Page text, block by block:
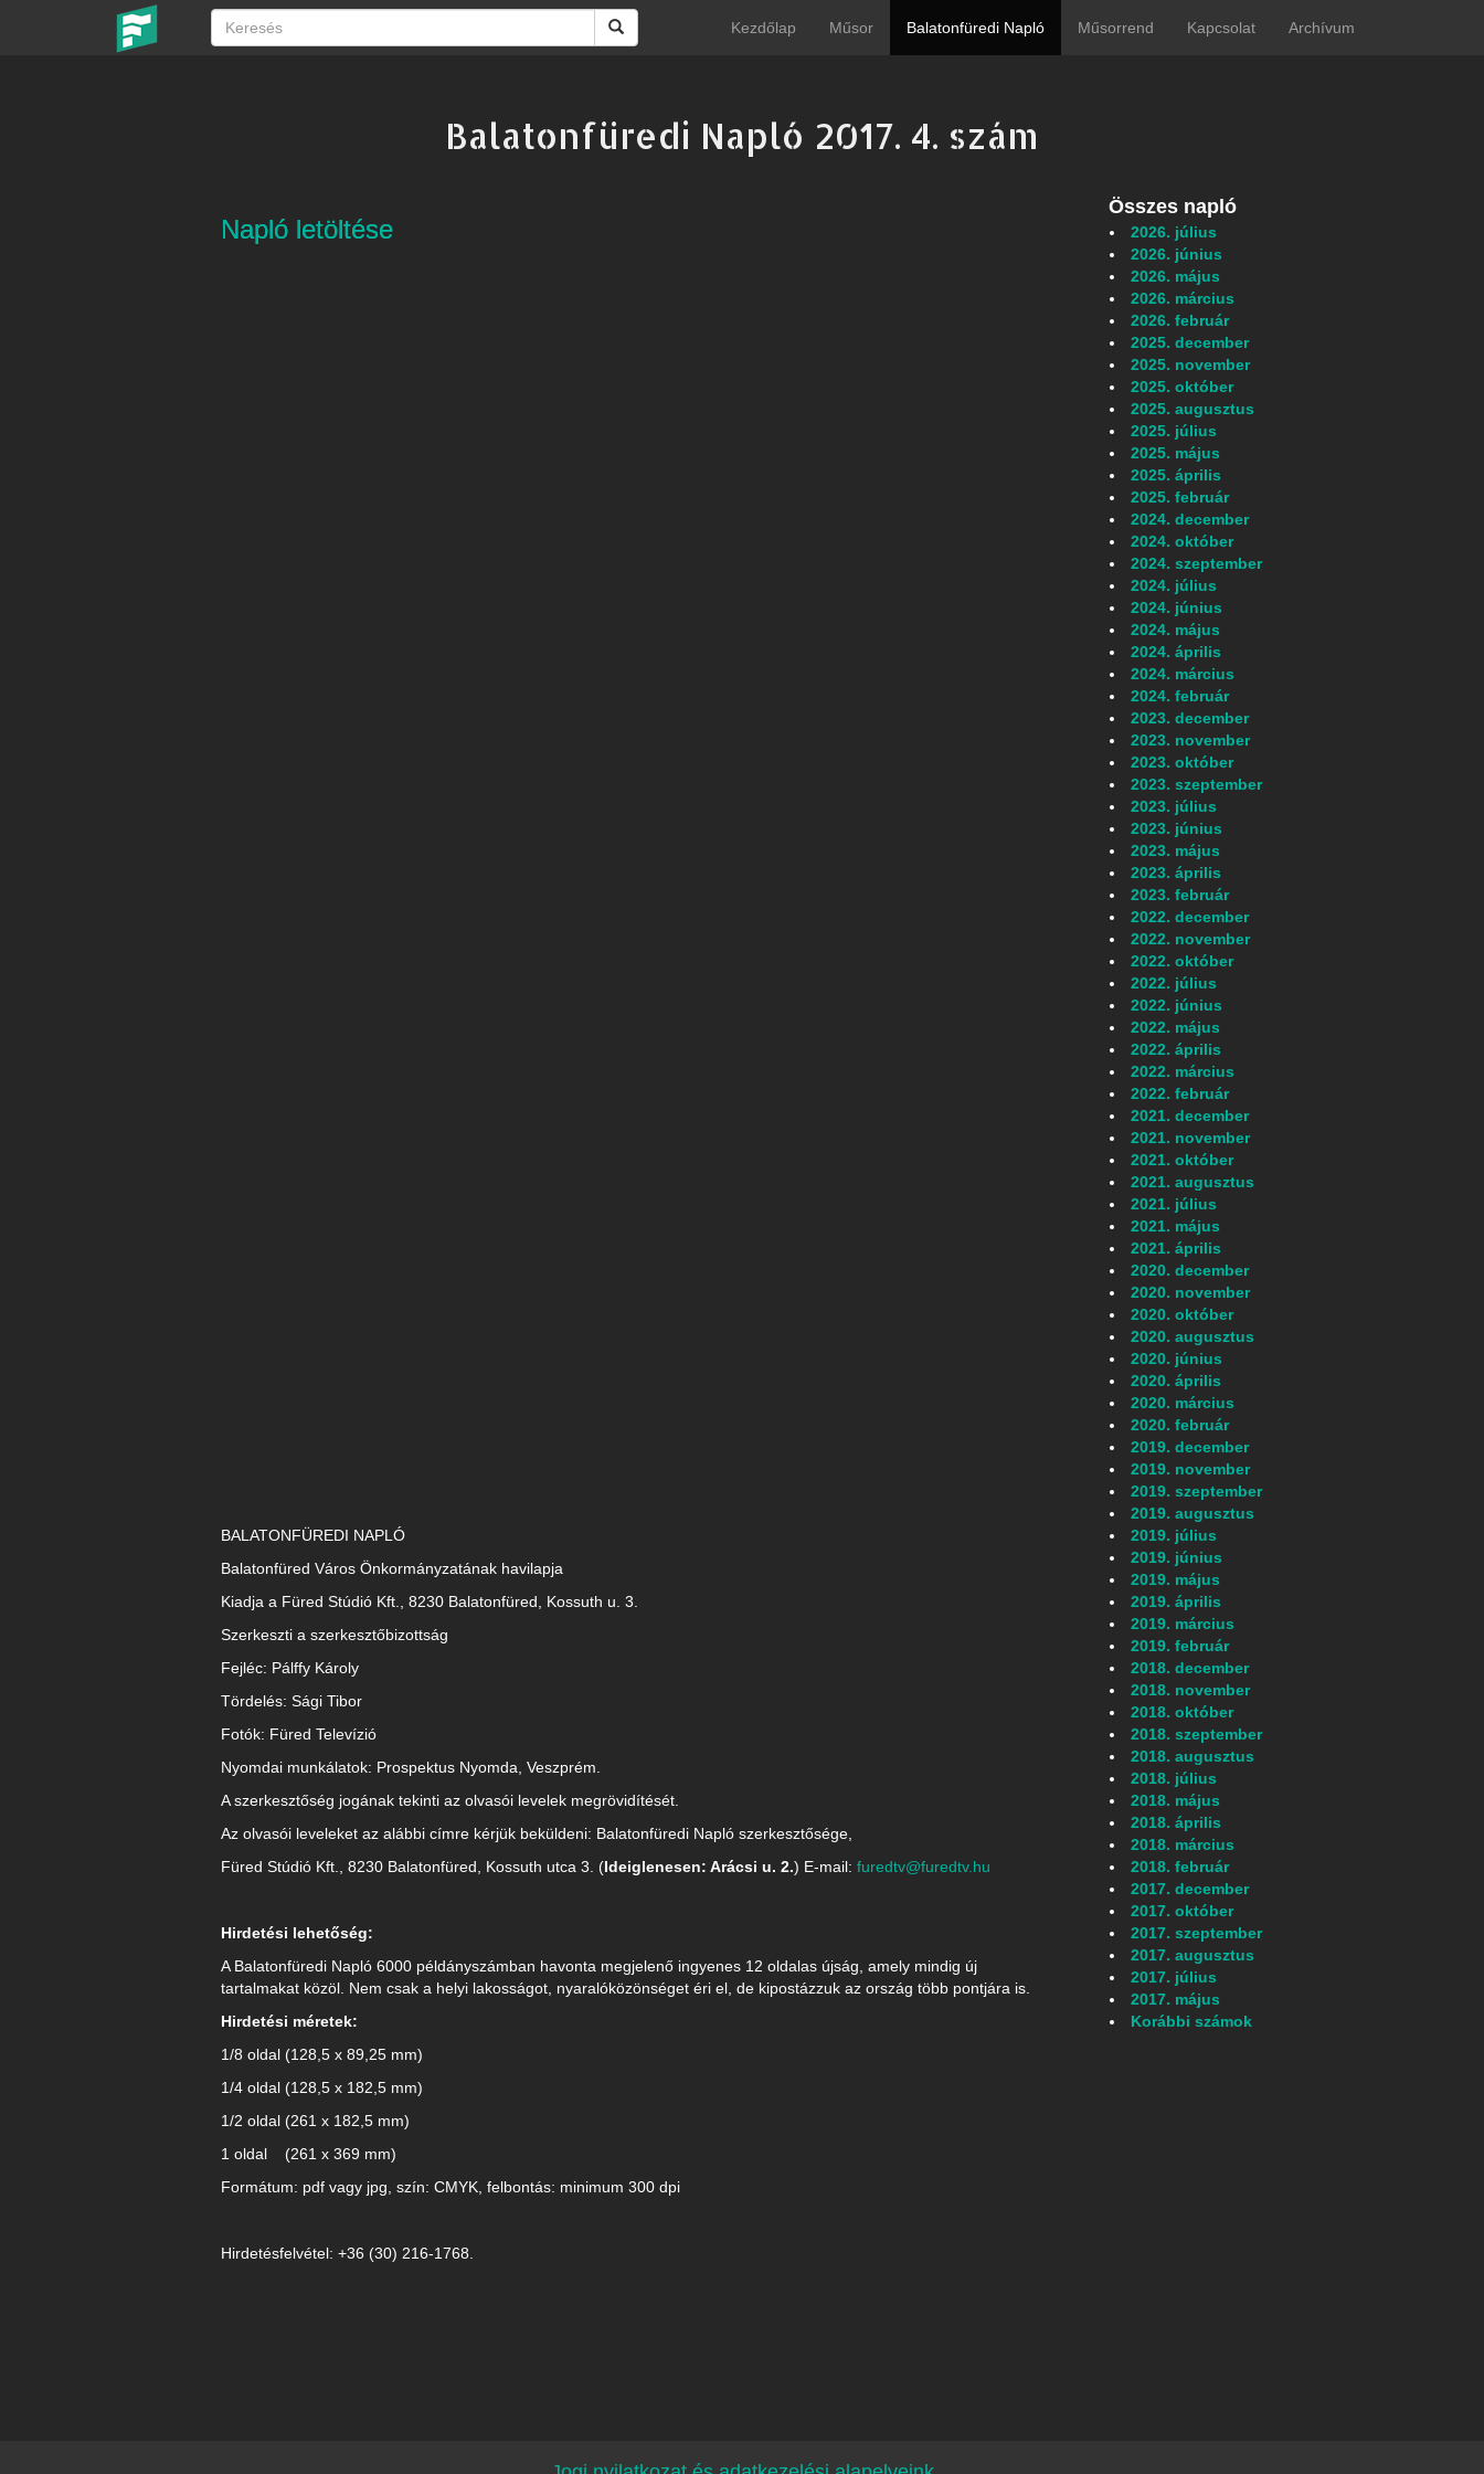
Kezdőlap Műsor Balatonfüredi Napló Műsorrend Kapcsolat Archívum
Balatonfüredi Napló 2017. 4. szám
Napló letöltése
Napló letöltése
BALATONFÜREDI NAPLÓ
Balatonfüred Város Önkormányzatának havilapja
Kiadja a Füred Stúdió Kft., 8230 Balatonfüred, Kossuth u. 3.
Szerkeszti a szerkesztőbizottság
Fejléc: Pálffy Károly
Tördelés: Sági Tibor
Fotók: Füred Televízió
Nyomdai munkálatok: Prospektus Nyomda, Veszprém.
A szerkesztőség jogának tekinti az olvasói levelek megrövidítését.
Az olvasói leveleket az alábbi címre kérjük beküldeni: Balatonfüredi Napló szerkesztősége,
Füred Stúdió Kft., 8230 Balatonfüred, Kossuth utca 3. (Ideiglenesen: Arácsi u. 2.) E-mail: furedtv@furedtv.hu
Hirdetési lehetőség:
A Balatonfüredi Napló 6000 példányszámban havonta megjelenő ingyenes 12 oldalas újság, amely mindig új
tartalmakat közöl. Nem csak a helyi lakosságot, nyaralóközönséget éri el, de kipostázzuk az ország több pontjára is.
Hirdetési méretek:
1/8 oldal (128,5 x 89,25 mm)
1/4 oldal (128,5 x 182,5 mm)
1/2 oldal (261 x 182,5 mm)
1 oldal (261 x 369 mm)
Formátum: pdf vagy jpg, szín: CMYK, felbontás: minimum 300 dpi
Hirdetésfelvétel: +36 (30) 216-1768.
Összes napló
2026. július
2026. június
2026. május
2026. március
2026. február
2025. december
2025. november
2025. október
2025. augusztus
2025. július
2025. május
2025. április
2025. február
2024. december
2024. október
2024. szeptember
2024. július
2024. június
2024. május
2024. április
2024. március
2024. február
2023. december
2023. november
2023. október
2023. szeptember
2023. július
2023. június
2023. május
2023. április
2023. február
2022. december
2022. november
2022. október
2022. július
2022. június
2022. május
2022. április
2022. március
2022. február
2021. december
2021. november
2021. október
2021. augusztus
2021. július
2021. május
2021. április
2020. december
2020. november
2020. október
2020. augusztus
2020. június
2020. április
2020. március
2020. február
2019. december
2019. november
2019. szeptember
2019. augusztus
2019. július
2019. június
2019. május
2019. április
2019. március
2019. február
2018. december
2018. november
2018. október
2018. szeptember
2018. augusztus
2018. július
2018. május
2018. április
2018. március
2018. február
2017. december
2017. október
2017. szeptember
2017. augusztus
2017. július
2017. május
Korábbi számok